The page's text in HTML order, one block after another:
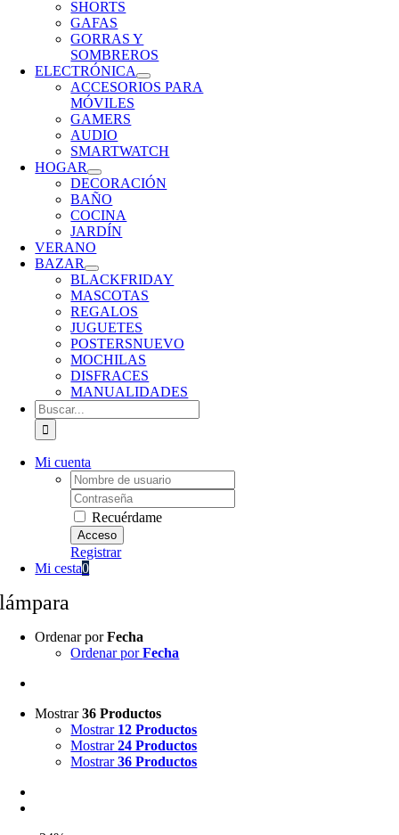
SHORTS
GAFAS
GORRAS Y
SOMBREROS
ELECTRÓNICA
ACCESORIOS PARA
MÓVILES
GAMERS
AUDIO
SMARTWATCH
HOGAR
DECORACIÓN
BAÑO
COCINA
JARDÍN
VERANO
BAZAR
BLACKFRIDAY
MASCOTAS
REGALOS
JUGUETES
POSTERSNUEVO
MOCHILAS
DISFRACES
MANUALIDADES
Buscar:
Mi cuenta
Username:
Password:
Recuérdame
Registrar
Mi cesta0
lámpara
Ordenar porFecha
Ordenar porFecha
Mostrar36 Productos
Mostrar 12 Productos
Mostrar24 Productos
Mostrar36 Productos